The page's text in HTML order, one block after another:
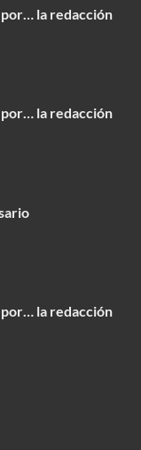
la redacción
la redacción
la redacción